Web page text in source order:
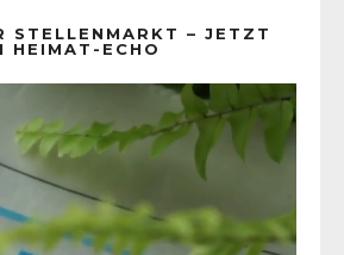
STELLENMARKT – JETZT
HEIMAT-ECHO
Player